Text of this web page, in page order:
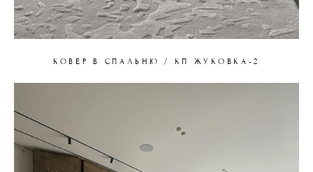
КОВЕР В СПАЛЬНЮ / КП ЖУКОВКА-2